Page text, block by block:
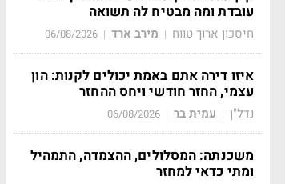
עובדת ומה מבטיח לה תשואה
חיסכון ארוך טווח | מירב ארד |
06/08/2026
איזו דירה אתם באמת יכולים לקנות: הון
עצמי, החזר חודשי ויחס ההחזר
נדל"ן | עמית בר |
06/08/2026
משכנתה: המסלולים, ההצמדה, התמהיל
ומתי כדאי למחזר